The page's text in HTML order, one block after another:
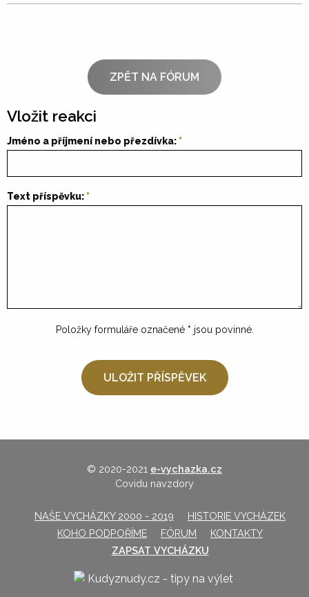
ZPĚT NA FÓRUM
Vložit reakci
Jméno a příjmení nebo přezdívka:
Text příspěvku:
Položky formuláře označené * jsou povinné.
© 2020-2021 e-vychazka.cz
Covidu navzdory
NAŠE VYCHÁZKY 2000 - 2019
HISTORIE VYCHÁZEK
KOHO PODPOŘÍME
FÓRUM
KONTAKTY
ZAPSAT VYCHÁZKU